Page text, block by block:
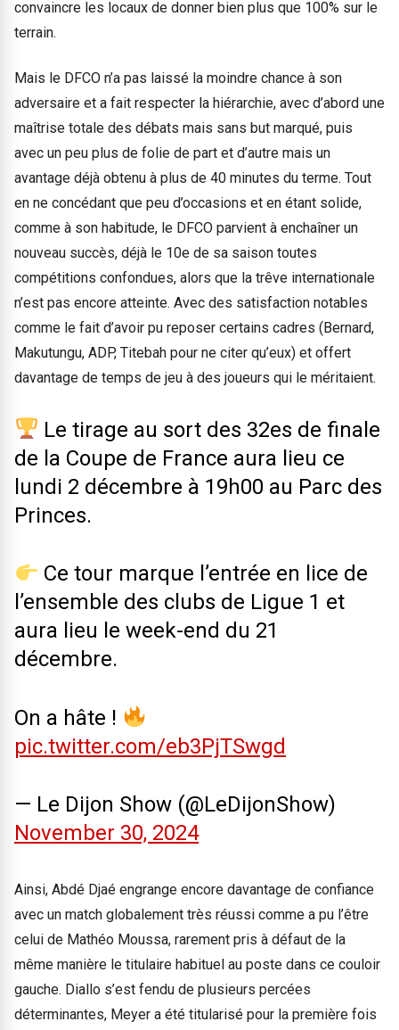
convaincre les locaux de donner bien plus que 100% sur le
terrain.
Mais le DFCO n’a pas laissé la moindre chance à son
adversaire et a fait respecter la hiérarchie, avec d’abord une
maîtrise totale des débats mais sans but marqué, puis
avec un peu plus de folie de part et d’autre mais un
avantage déjà obtenu à plus de 40 minutes du terme. Tout
en ne concédant que peu d’occasions et en étant solide,
comme à son habitude, le DFCO parvient à enchaîner un
nouveau succès, déjà le 10e de sa saison toutes
compétitions confondues, alors que la trêve internationale
n’est pas encore atteinte. Avec des satisfaction notables
comme le fait d’avoir pu reposer certains cadres (Bernard,
Makutungu, ADP, Titebah pour ne citer qu’eux) et offert
davantage de temps de jeu à des joueurs qui le méritaient.
Le tirage au sort des 32es de finale
de la Coupe de France aura lieu ce
lundi 2 décembre à 19h00 au Parc des
Princes.
Ce tour marque l’entrée en lice de
l’ensemble des clubs de Ligue 1 et
aura lieu le week-end du 21
décembre.
On a hâte !
pic.twitter.com/eb3PjTSwgd
— Le Dijon Show (@LeDijonShow)
November 30, 2024
Ainsi, Abdé Djaé engrange encore davantage de confiance
avec un match globalement très réussi comme a pu l’être
celui de Mathéo Moussa, rarement pris à défaut de la
même manière le titulaire habituel au poste dans ce couloir
gauche. Diallo s’est fendu de plusieurs percées
déterminantes, Meyer a été titularisé pour la première fois